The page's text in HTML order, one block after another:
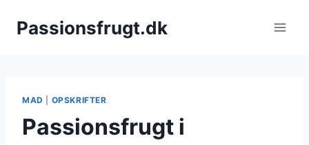
Passionsfrugt.dk
MAD OPSKRIFTER
Passionsfrugt i